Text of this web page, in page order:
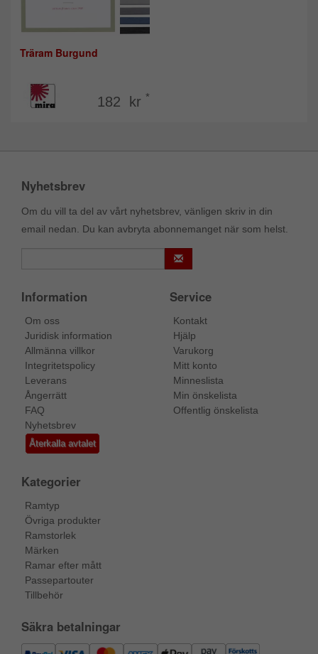
Träram Burgund
182 kr *
Nyhetsbrev
Om du vill ta del av vårt nyhetsbrev, vänligen skriv in din
email nedan. Du kan avbryta abonnemanget när som helst.
Information
Om oss
Juridisk information
Allmänna villkor
Integritetspolicy
Leverans
Ångerrätt
FAQ
Nyhetsbrev
Återkalla avtalet
Service
Kontakt
Hjälp
Varukorg
Mitt konto
Minneslista
Min önskelista
Offentlig önskelista
Kategorier
Ramtyp
Övriga produkter
Ramstorlek
Märken
Ramar efter mått
Passepartouter
Tillbehör
Säkra betalningar